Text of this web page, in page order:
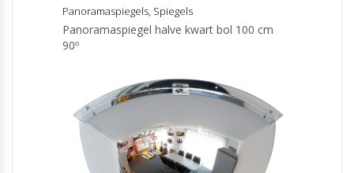
Panoramaspiegels, Spiegels
Panoramaspiegel halve kwart bol 100 cm
90º